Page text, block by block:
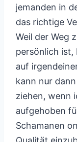
jemanden in
das richtige
Weil der Weg
persönlich
auf
kann nur
ziehen, wenn
aufgehoben
Schamanen